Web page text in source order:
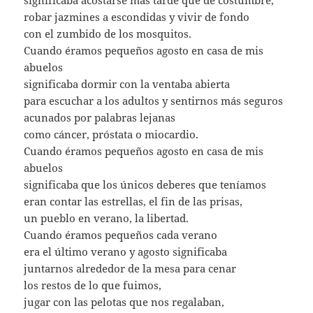
robar jazmines a escondidas y vivir de fondo
con el zumbido de los mosquitos.
Cuando éramos pequeños agosto en casa de mis
abuelos
significaba dormir con la ventaba abierta
para escuchar a los adultos y sentirnos más seguros
acunados por palabras lejanas
como cáncer, próstata o miocardio.
Cuando éramos pequeños agosto en casa de mis
abuelos
significaba que los únicos deberes que teníamos
eran contar las estrellas, el fin de las prisas,
un pueblo en verano, la libertad.
Cuando éramos pequeños cada verano
era el último verano y agosto significaba
juntarnos alrededor de la mesa para cenar
los restos de lo que fuimos,
jugar con las pelotas que nos regalaban,